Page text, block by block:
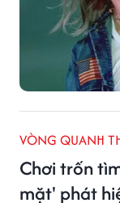
VÒNG QUANH
Chơi trốn
mặt' phát